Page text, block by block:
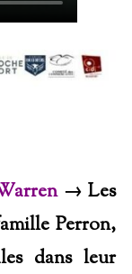
→ Les
Perron,
dans leur